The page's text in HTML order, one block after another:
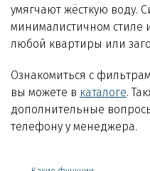
умягчают жёсткую воду.
минималистичном стиле
любой квартиры или
Ознакомиться с
вы можете в каталоге.
дополнительные
телефону у менеджера.